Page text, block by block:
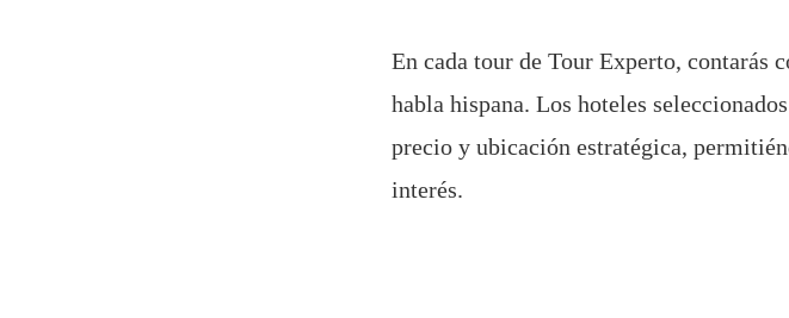
En cada tour de Tour Experto, contarás
habla hispana. Los hoteles
precio y ubicación estratégica,
interés.